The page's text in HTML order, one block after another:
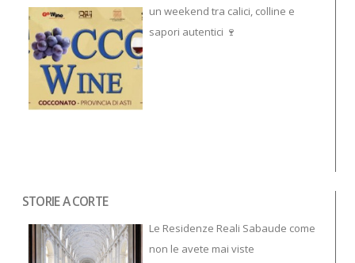
un weekend tra calici, colline e
sapori autentici 🍷
STORIE A CORTE
Le Residenze Reali Sabaude come
non le avete mai viste